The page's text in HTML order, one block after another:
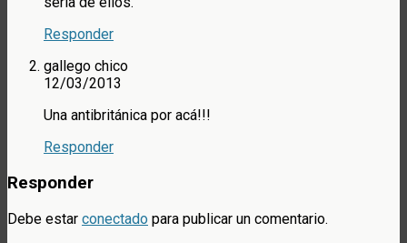
Responder
gallego chico
12/03/2013
Una antibritánica por acá!!!
Responder
Responder
Debe estar conectado para publicar un comentario.